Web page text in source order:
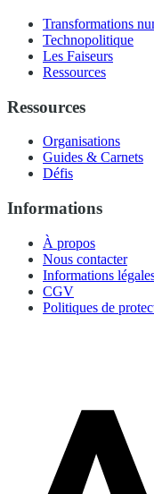
Transformations
Technopolitique
Les Faiseurs
Ressources
Ressources
Organisations
Guides & Carnets
Défis
Informations
À propos
Nous contacter
Informations
CGV
Politiques de